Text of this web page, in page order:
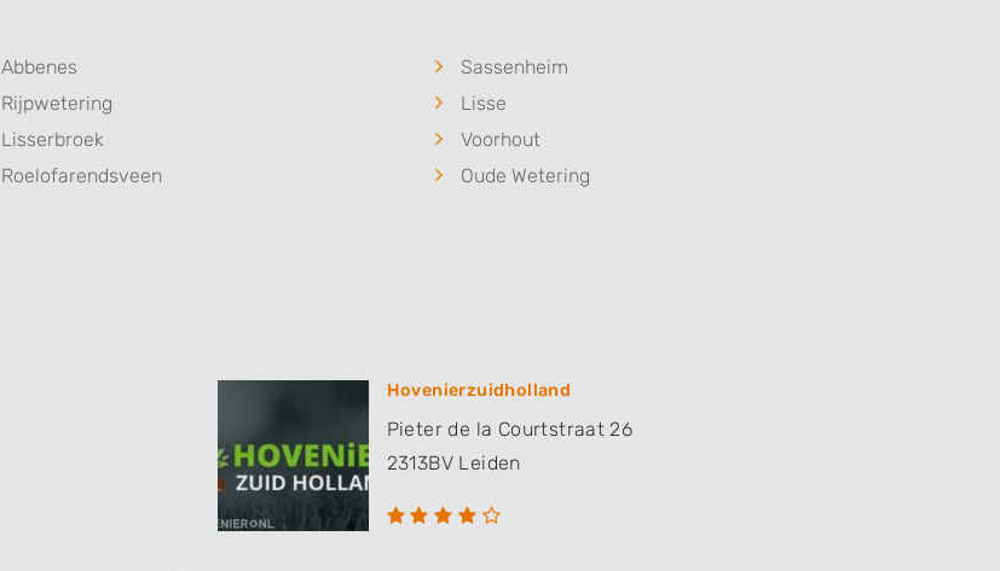
Abbenes
Sassenheim
Rijpwetering
Lisse
Lisserbroek
Voorhout
Roelofarendsveen Oude Wetering
Hovenierzuidholland
Pieter de la Courtstraat 26
2313BV Leiden